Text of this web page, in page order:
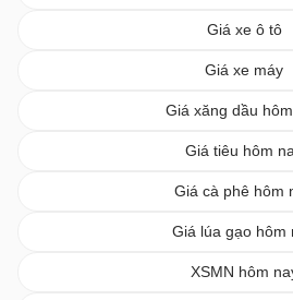
Giá xe ô tô
Giá xe máy
Giá xăng dầu
Giá tiêu hôm
Giá cà phê hôm
Giá lúa gạo hôm
XSMN hôm